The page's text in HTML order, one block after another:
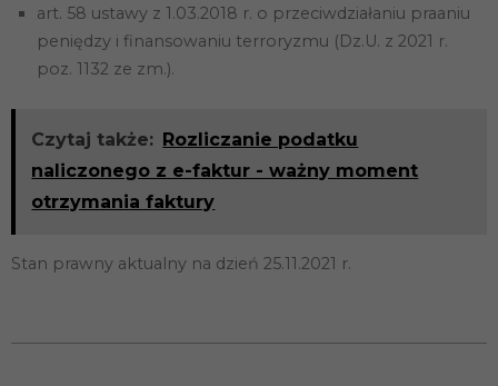
art. 58 ustawy z 1.03.2018 r. o przeciwdziałaniu praaniu
peniędzy i finansowaniu terroryzmu (Dz.U. z 2021 r.
poz. 1132 ze zm.).
Czytaj także: Rozliczanie podatku
naliczonego z e-faktur - ważny moment
otrzymania faktury
Stan prawny aktualny na dzień 25.11.2021 r.
Statystyka
strony
internetowej,
na podstawie
strona